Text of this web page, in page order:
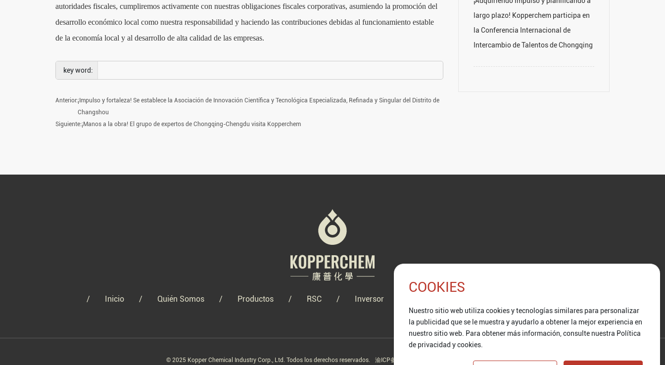
autoridades fiscales, cumpliremos activamente con nuestras obligaciones fiscales corporativas, asumiendo la promoción del
desarrollo económico local como nuestra responsabilidad y haciendo las contribuciones debidas al funcionamiento estable
de la economía local y al desarrollo de alta calidad de las empresas.
Anterior:¡Impulso y fortaleza! Se establece la Asociación de Innovación Científica y Tecnológica Especializada, Refinada y Singular del Distrito de
Changshou
Siguiente:¡Manos a la obra! El grupo de expertos de Chongqing-Chengdu visita Kopperchem
largo plazo! Kopperchem participa en
la Conferencia Internacional de
Intercambio de Talentos de Chongqing
Inicio Quién Somos Productos RSC Inversor
© 2025 Kopper Chemical Industry Corp., Ltd. Todos los derechos reservados. 渝ICP备2021011708号-2 Business License
COOKIES
Nuestro sitio web utiliza cookies y tecnologías similares para personalizar
la publicidad que se le muestra y ayudarlo a obtener la mejor experiencia en
nuestro sitio web. Para obtener más información, consulte nuestra Política
de privacidad y cookies.